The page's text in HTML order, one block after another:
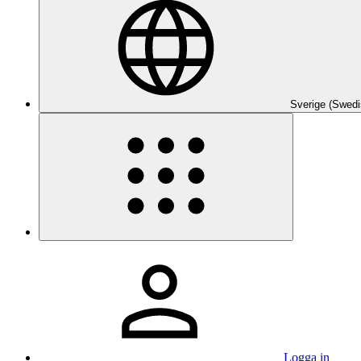
Sverige
Logga in